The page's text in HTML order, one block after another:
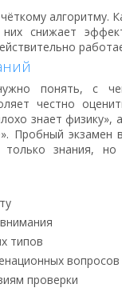
алгоритму.
снижает
понять, с
честно
знает физику»,
Пробный
знания,
типов
вопросов
проверки